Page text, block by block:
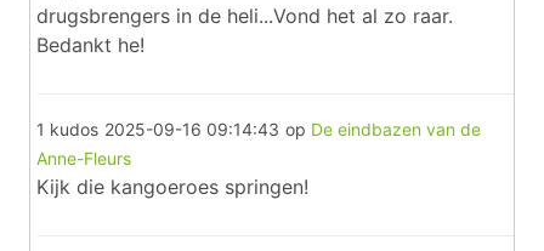
drugsbrengers in de heli...Vond het al zo raar.
Bedankt he!
1 kudos 2025-09-16 09:14:43 op De eindbazen van de
Anne-Fleurs
Kijk die kangoeroes springen!